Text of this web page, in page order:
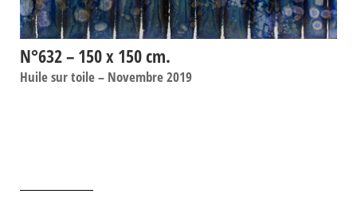
N°632 – 150 x 150 cm.
Huile sur toile – Novembre 2019